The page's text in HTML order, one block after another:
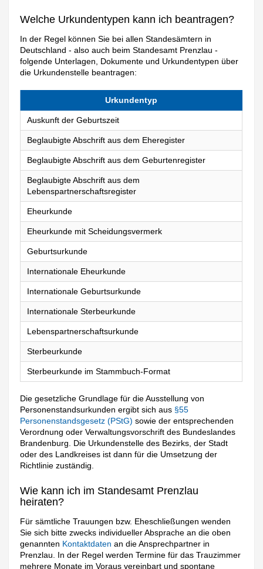
Welche Urkundentypen kann ich beantragen?
In der Regel können Sie bei allen Standesämtern in
Deutschland - also auch beim Standesamt Prenzlau -
folgende Unterlagen, Dokumente und Urkundentypen über
die Urkundenstelle beantragen:
Urkundentyp
Auskunft der Geburtszeit
Beglaubigte Abschrift aus dem Eheregister
Beglaubigte Abschrift aus dem Geburtenregister
Beglaubigte Abschrift aus dem
Lebenspartnerschaftsregister
Eheurkunde
Eheurkunde mit Scheidungsvermerk
Geburtsurkunde
Internationale Eheurkunde
Internationale Geburtsurkunde
Internationale Sterbeurkunde
Lebenspartnerschaftsurkunde
Sterbeurkunde
Sterbeurkunde im Stammbuch-Format
Die gesetzliche Grundlage für die Ausstellung von
Personenstandsurkunden ergibt sich aus §55
Personenstandsgesetz (PStG)sowie der entsprechenden
Verordnung oder Verwaltungsvorschrift des Bundeslandes
Brandenburg. Die Urkundenstelle des Bezirks, der Stadt
oder des Landkreises ist dann für die Umsetzung der
Richtlinie zuständig.
Wie kann ich im Standesamt Prenzlau
heiraten?
Für sämtliche Trauungen bzw. Eheschließungen wenden
Sie sich bitte zwecks individueller Absprache an die oben
genannten Kontaktdaten an die Ansprechpartner in
Prenzlau. In der Regel werden Termine für das Trauzimmer
mehrere Monate im Voraus vereinbart und spontane